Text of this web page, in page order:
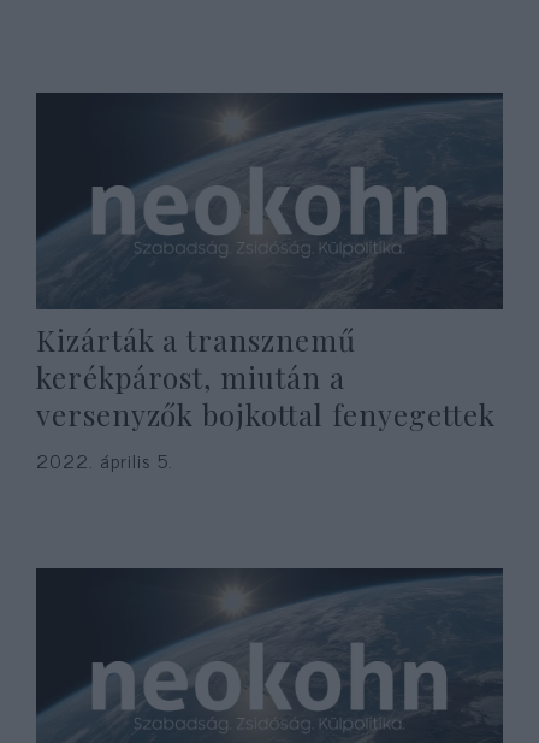
Kizárták a transznemű
kerékpárost, miután a
versenyzők bojkottal fenyegettek
2022. április 5.